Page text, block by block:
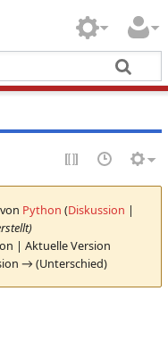
Python (Diskussion |
| Aktuelle Version
→ (Unterschied)